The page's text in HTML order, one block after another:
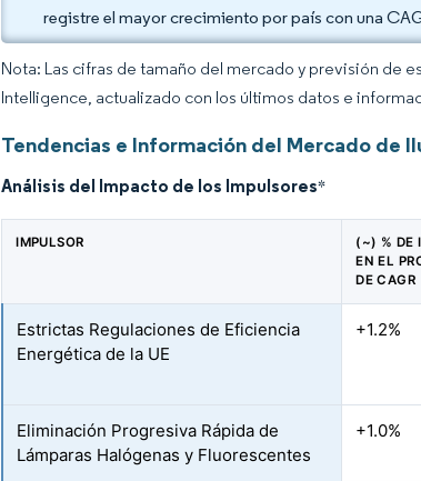
registre el mayor crecimiento por país con una
Nota: Las cifras de tamaño del mercado y previsión de
Intelligence, actualizado con los últimos datos e
Tendencias e Información del Mercado de
Análisis del Impacto de los Impulsores*
IMPULSOR
(~) % DE
EN EL
DE CAGR
Estrictas Regulaciones de Eficiencia
Energética de la UE
+1.2%
Eliminación Progresiva Rápida de
Lámparas Halógenas y Fluorescentes
+1.0%